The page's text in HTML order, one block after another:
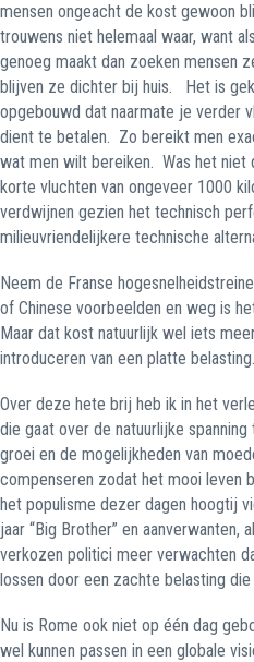
mensen ongeacht de kost gewoon
trouwens niet helemaal waar, want
genoeg maakt dan zoeken mensen
blijven ze dichter bij huis.
Het is
opgebouwd dat naarmate je verder
dient te betalen. Zo bereikt men
wat men wilt bereiken. Was het niet
korte vluchten van ongeveer 1000
verdwijnen gezien het technisch
milieuvriendelijkere technische
Neem de Franse
of Chinese voorbeelden en weg is
Maar dat kost natuurlijk wel iets
introduceren van een platte belasting.
Over deze hete brij heb ik in het
die gaat over de natuurlijke
groei en de mogelijkheden van
compenseren zodat het mooi leven
het populisme dezer dagen hoogtij
jaar “Big Brother” en aanverwanten,
verkozen politici meer verwachten
lossen door een zachte belasting die
Nu is Rome ook niet op één dag
wel kunnen passen in een globale